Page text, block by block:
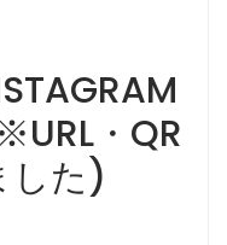
・QR
した)